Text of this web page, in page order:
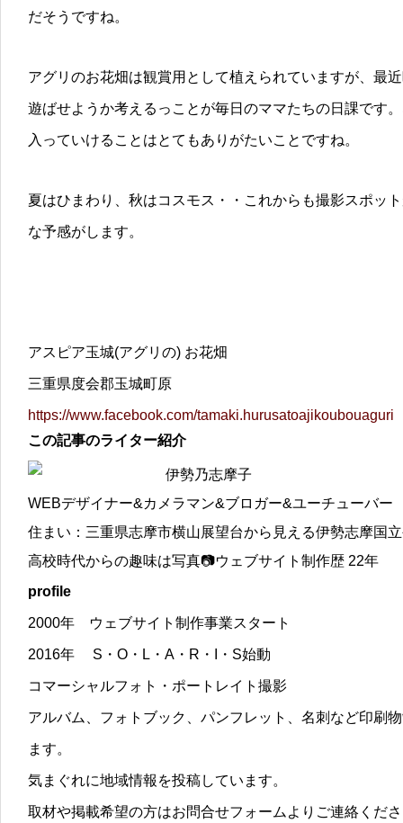
だそうですね。
アグリのお花畑は観賞用として植えられていますが、最
遊ばせようか考えるっことが毎日のママたちの日課です
入っていけることはとてもありがたいことですね。
夏はひまわり、秋はコスモス・・これからも撮影スポッ
な予感がします。
アスピア玉城(アグリの) お花畑
三重県度会郡玉城町原
https://www.facebook.com/tamaki.hurusatoajikoubouaguri
この記事のライター紹介
伊勢乃志摩子
WEBデザイナー&カメラマン&ブロガー&ユーチューバー
住まい：三重県志摩市横山展望台から見える伊勢志摩国
高校時代からの趣味は写真📷ウェブサイト制作歴 22年
profile
2000年 ウェブサイト制作事業スタート
2016年 S・O・L・A・R・I・S始動
コマーシャルフォト・ポートレイト撮影
アルバム、フォトブック、パンフレット、名刺など印刷
ます。
気まぐれに地域情報を投稿しています。
取材や掲載希望の方はお問合せフォームよりご連絡くだ